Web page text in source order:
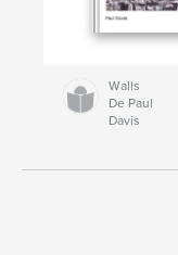
Walls
De Paul
Davis